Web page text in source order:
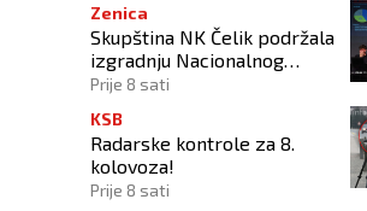
Zenica
Skupština NK Čelik podržala
izgradnju Nacionalnog
stadiona
Prije 8 sati
KSB
Radarske kontrole za 8.
kolovoza!
Prije 8 sati